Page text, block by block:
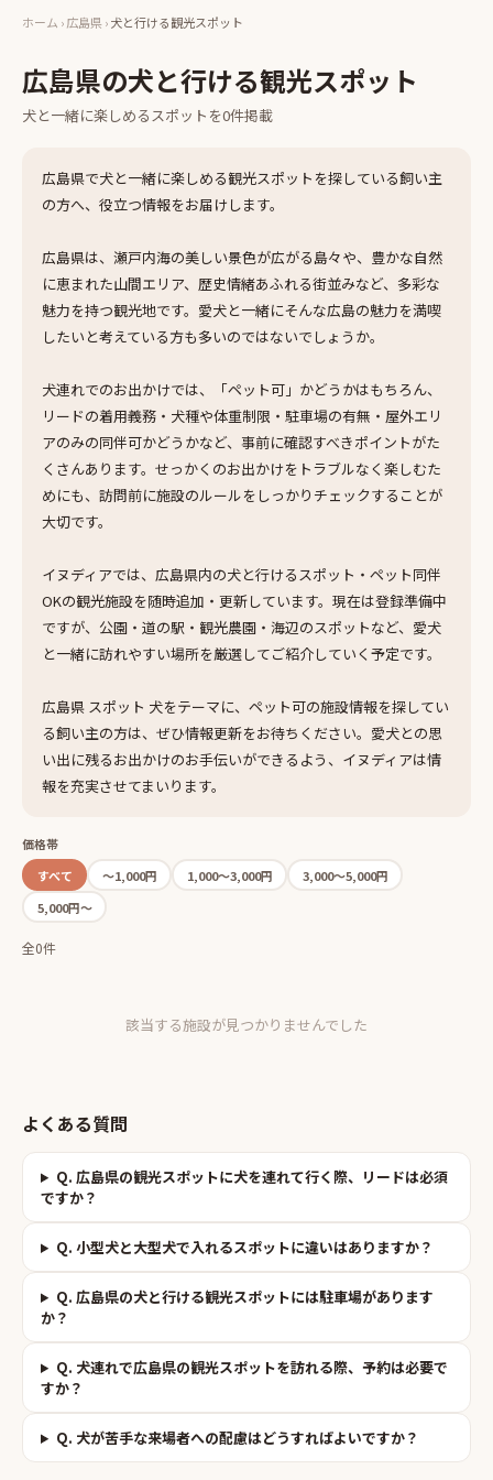
ホーム ›広島県›犬と行ける観光スポット
広島県の犬と行ける観光スポット
犬と一緒に楽しめるスポット を0件掲載
広島県で犬と一緒に楽しめる観光スポットを探している飼い主
の方へ、役立つ情報をお届けします。
広島県は、瀬戸内海の美しい景色が広がる島々や、豊かな自然
に恵まれた山間エリア、歴史情緒あふれる街並みなど、多彩な
魅力を持つ観光地です。愛犬と一緒にそんな広島の魅力を満喫
したいと考えている方も多いのではないでしょうか。
犬連れでのお出かけでは、「ペット可」かどうかはもちろん、
リードの着用義務・犬種や体重制限・駐車場の有無・屋外エリ
アのみの同伴可かどうかなど、事前に確認すべきポイントがた
くさんあります。せっかくのお出かけをトラブルなく楽しむた
めにも、訪問前に施設のルールをしっかりチェックすることが
大切です。
イヌディアでは、広島県内の犬と行けるスポット・ペット同伴
OKの観光施設を随時追加・更新しています。現在は登録準備中
ですが、公園・道の駅・観光農園・海辺のスポットなど、愛犬
と一緒に訪れやすい場所を厳選してご紹介していく予定です。
広島県 スポット 犬をテーマに、ペット可の施設情報を探してい
る飼い主の方は、ぜひ情報更新をお待ちください。愛犬との思
い出に残るお出かけのお手伝いができるよう、イヌディアは情
報を充実させてまいります。
価格帯
すべて
〜1,000円 1,000〜3,000円
3,000〜5,000円
5,000円〜
全0件
該当する施設が見つかりませんでした
よくある質問
Q. 広島県の観光スポットに犬を連れて行く際、リードは必須
ですか？
Q. 小型犬と大型犬で入れるスポットに違いはありますか？
Q. 広島県の犬と行ける観光スポットには駐車場があります
か？
Q. 犬連れで広島県の観光スポットを訪れる際、予約は必要で
すか？
Q. 犬が苦手な来場者への配慮はどうすればよいですか？